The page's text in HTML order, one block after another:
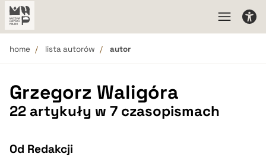
home lista autorów autor
Grzegorz Waligóra
22 artykuły w 7 czasopismach
Od Redakcji